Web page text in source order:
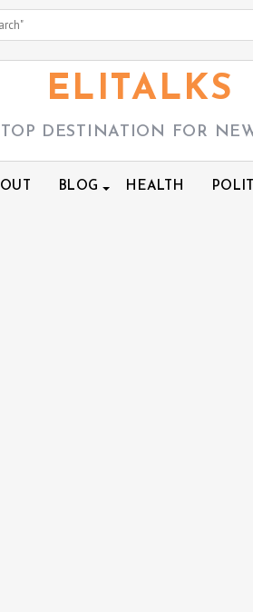
ELITALKS
DESTINATION FOR
BLOG HEALTH